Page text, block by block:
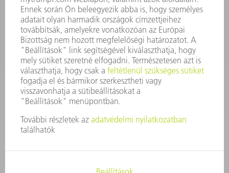
szerszam@hu.trumpf.com
KAPCSOLAT
Alkatrész
3628576035
08.00 - 16.30
alkatresz@hu.trumpf.com